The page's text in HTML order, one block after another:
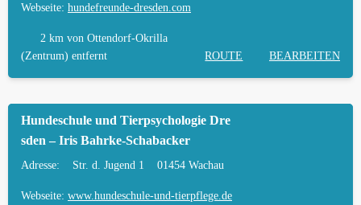
HÄUFIGE FRAGEN ZUR HUNDESCHULE IN
OTTENDORF-OKRILLA
TIERARZT UND NOTFALLTIERARZT IN
OTTENDORF-OKRILLA
Webseite: hundefreunde-dresden.com
2 km von Ottendorf-Okrilla
(Zentrum) entfernt
ROUTE BEARBEITEN
Hundeschule und Tierpsychologie Dre
sden – Iris Bahrke-Schabacker
Adresse: Str. d. Jugend 1 01454 Wachau
Webseite: www.hundeschule-und-tierpflege.de